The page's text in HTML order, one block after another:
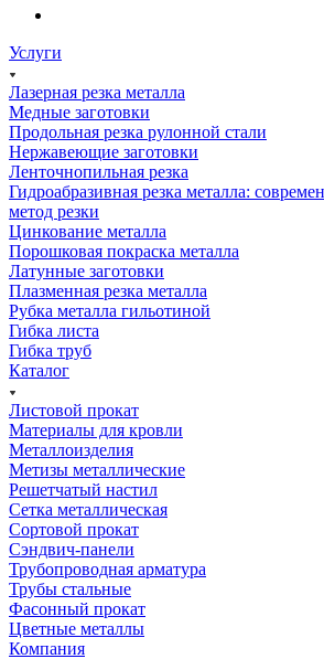
Услуги
Лазерная резка металла
Медные заготовки
Продольная резка рулонной стали
Нержавеющие заготовки
Ленточнопильная резка
Гидроабразивная резка металла:
метод резки
Цинкование металла
Порошковая покраска металла
Латунные заготовки
Плазменная резка металла
Рубка металла гильотиной
Гибка листа
Гибка труб
Каталог
Листовой прокат
Материалы для кровли
Металлоизделия
Метизы металлические
Решетчатый настил
Сетка металлическая
Сортовой прокат
Сэндвич-панели
Трубопроводная арматура
Трубы стальные
Фасонный прокат
Цветные металлы
Компания